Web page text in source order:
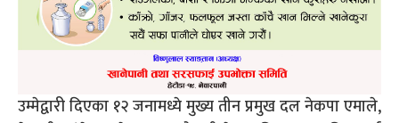
उम्मेद्वारी दिएका १२ जनामध्ये मुख्य तीन प्रमुख दल नेकपा एमाले,